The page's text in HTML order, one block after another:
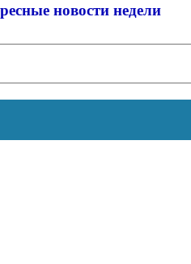
новости недели